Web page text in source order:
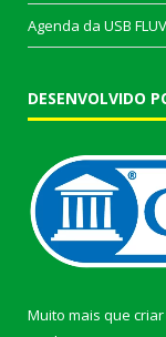
Agenda da USB
DESENVOLVIDO
Muito mais que